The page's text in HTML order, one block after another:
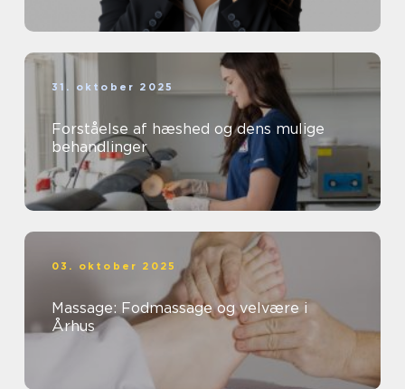
31. oktober 2025
Forståelse af hæshed og dens mulige
behandlinger
03. oktober 2025
Massage: Fodmassage og velvære i
Århus